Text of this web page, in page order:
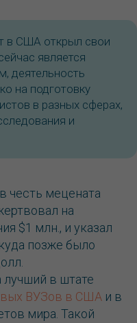
в США открыл свои
является
деятельность
на подготовку
в разных сферах,
и
честь мецената
на
$1 млн., и указал
позже было
лучший в штате
ВУЗов в США и в
мира. Такой